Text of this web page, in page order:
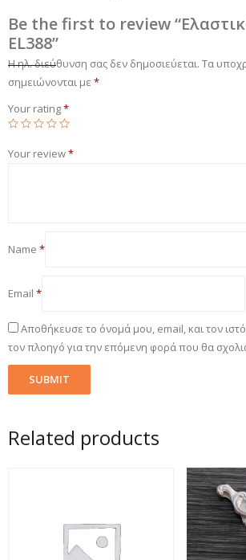
Be the first to review
EL388”
Η ηλ. διεύθυνση σας δεν δημοσιεύεται. Τα
σημειώνονται με *
Your rating*
Your review*
Name *
Email *
Αποθήκευσε το όνομά μου, email, και τον
τον πλοηγό για την επόμενη φορά που θα
Related products